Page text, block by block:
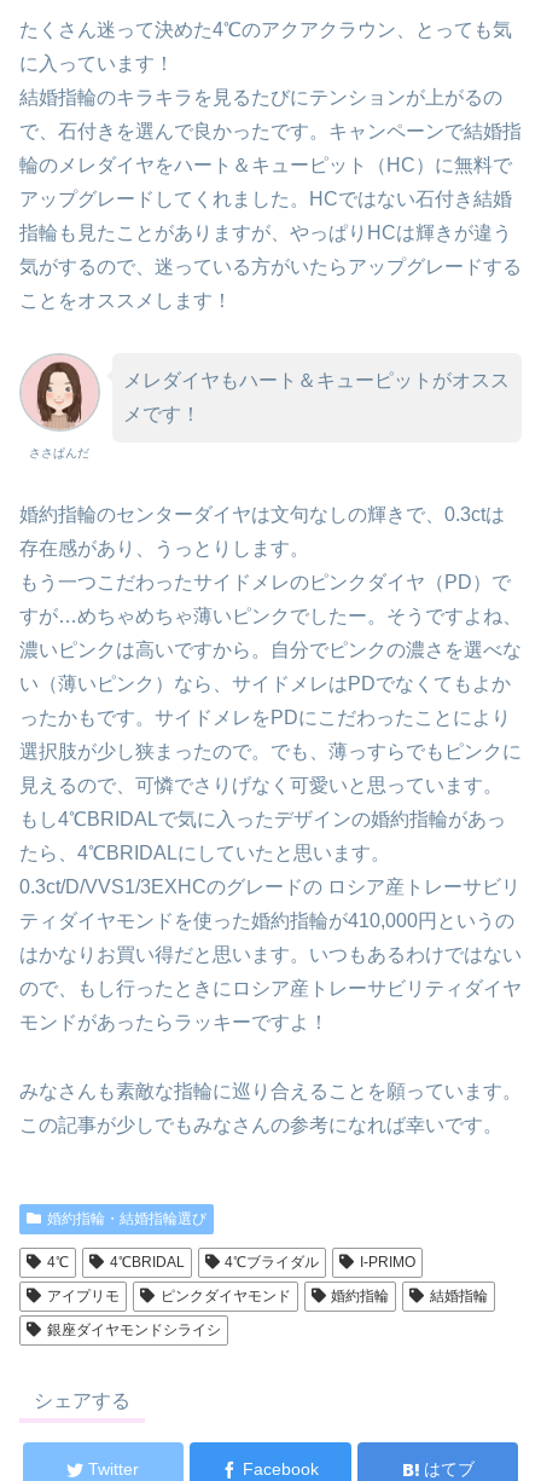
たくさん迷って決めた4℃のアクアクラウン、とっても気
に入っています！
結婚指輪のキラキラを見るたびにテンションが上がるの
で、石付きを選んで良かったです。キャンペーンで結婚指
輪のメレダイヤをハート＆キューピット（HC）に無料で
アップグレードしてくれました。HCではない石付き結婚
指輪も見たことがありますが、やっぱりHCは輝きが違う
気がするので、迷っている方がいたらアップグレードする
ことをオススメします！
ささぱんだ
メレダイヤもハート＆キューピットがオスス
メです！
婚約指輪のセンターダイヤは文句なしの輝きで、0.3ctは
存在感があり、うっとりします。
もう一つこだわったサイドメレのピンクダイヤ（PD）で
すが…めちゃめちゃ薄いピンクでしたー。そうですよね、
濃いピンクは高いですから。自分でピンクの濃さを選べな
い（薄いピンク）なら、サイドメレはPDでなくてもよか
ったかもです。サイドメレをPDにこだわったことにより
選択肢が少し狭まったので。でも、薄っすらでもピンクに
見えるので、可憐でさりげなく可愛いと思っています。
もし4℃BRIDALで気に入ったデザインの婚約指輪があっ
たら、4℃BRIDALにしていたと思います。
0.3ct/D/VVS1/3EXHCのグレードの ロシア産トレーサビリ
ティダイヤモンドを使った婚約指輪が410,000円というの
はかなりお買い得だと思います。いつもあるわけではない
ので、もし行ったときにロシア産トレーサビリティダイヤ
モンドがあったらラッキーですよ！
みなさんも素敵な指輪に巡り合えることを願っています。
この記事が少しでもみなさんの参考になれば幸いです。
婚約指輪・結婚指輪選び
4℃ 4℃BRIDAL 4℃ブライダル
I-PRIMO
アイプリモ
ピンクダイヤモンド 婚約指輪
結婚指輪
銀座ダイヤモンドシライシ
シェアする
Twitter Facebook はてブ